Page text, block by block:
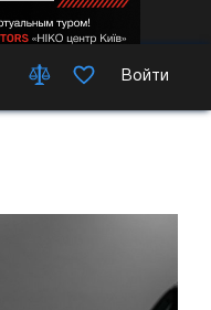
Войти